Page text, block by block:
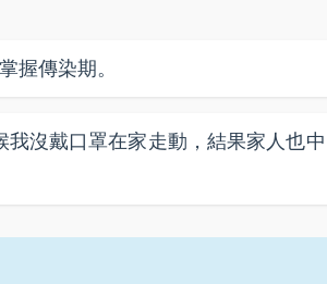
握傳染期。
沒戴口罩在家走動，結果家人也中